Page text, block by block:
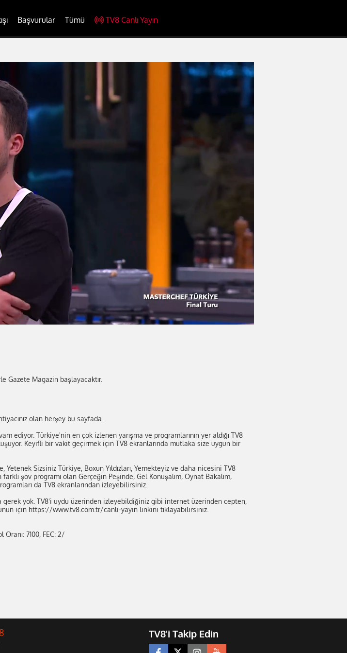
Başvurular Tümü TV8 Canlı Yayın
Gazete Magazin başlayacaktır.
olan herşey bu sayfada.
ediyor. Türkiye'nin en çok izlenen yarışma ve programlarının yer aldığı TV8
Keyifli bir vakit geçirmek için TV8 ekranlarında mutlaka size uygun bir
Sizsiniz Türkiye, Boxun Yıldızları, Yemekteyiz ve daha nicesini TV8
şov programı olan Gerçeğin Peşinde, Gel Konuşalım, Oynat Bakalım,
da TV8 ekranlarından izleyebilirsiniz.
gerek yok. TV8'i uydu üzerinden izleyebildiğiniz gibi internet üzerinden cepten,
için https://www.tv8.com.tr/canli-yayin linkini tıklayabilirsiniz.
7100, FEC: 2/
TV8'i Takip Edin